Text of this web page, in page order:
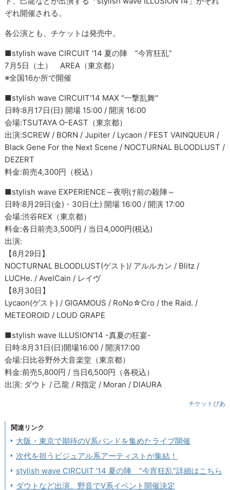
ぞれ開催される。
各公演とも、チケットは発売中。
■stylish wave CIRCUIT '14 夏の陣 ”今宵狂乱”
7月5日（土） AREA（東京都）
※全国16か所で開催
■stylish wave CIRCUIT'14 MAX "一撃乱舞"
日時:8月17日(日) 開場 15:00 / 開演 16:00
会場:TSUTAYA O-EAST（東京都）
出演:SCREW / BORN / Jupiter / Lycaon / FEST VAINQUEUR /
Black Gene For the Next Scene / NOCTURNAL BLOODLUST /
DEZERT
料金:前売4,300円（税込）
■stylish wave EXPERIENCE～夜明け前の殺陣～
日時:8月29日(金)・30日(土) 開場 16:00 / 開演 17:00
会場:渋谷REX（東京都）
料金:各日前売3,500円 / 当日4,000円(税込)
出演:
【8月29日】
NOCTURNAL BLOODLUST(ゲスト)/ アルルカン / Blitz /
LUCHe. / AvelCain / レイヴ
【8月30日】
Lycaon(ゲスト) / GIGAMOUS / RoNo☆Cro / the Raid. /
METEOROID / LOUD GRAPE
■stylish wave ILLUSION'14 -真夏の狂宴-
日時:8月31日(日)開場16:00 / 開演17:00
会場:日比谷野外大音楽堂（東京都）
料金:前売5,800円 / 当日6,500円（各税込）
出演: ダウト / 己龍 / R指定 / Moran / DIAURA
チケットぴあ
関連リンク
大阪・東京で期待のV系バンドを集めたライブ開催
次代を担うビジュアル系アーティストが集結！
stylish wave CIRCUIT '14 夏の陣 ”今宵狂乱”詳細はこちら
ダウトなど出演。野音でV系イベント開催決定